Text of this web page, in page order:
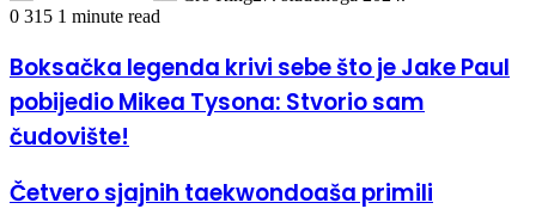
0 315 1 minute read
Boksačka legenda krivi sebe što je Jake Paul
pobijedio Mikea Tysona: Stvorio sam
čudovište!
Četvero sjajnih taekwondoaša primili